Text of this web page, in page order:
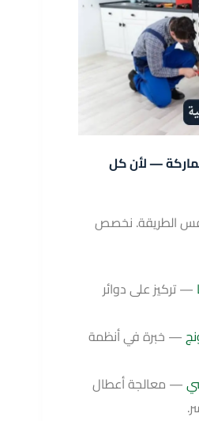
— لأن كل
الطريقة. نخصص
— تركيز على دوائر
— خبرة في أنظمة
— معالجة أعطال